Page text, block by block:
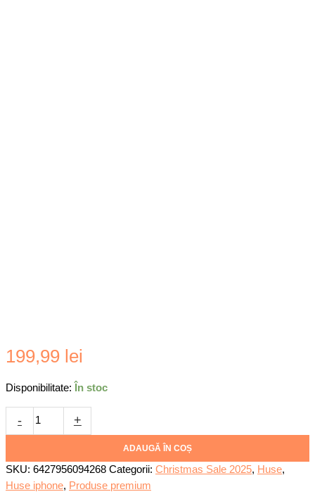
199,99 lei
Disponibilitate: În stoc
-
Husa
iPhone
17
Pro
Daden®
Armor
Pro
+
ADAUGĂ ÎN COȘ
SKU: 6427956094268 Categorii: Christmas Sale 2025, Huse,
Huse iphone, Produse premium